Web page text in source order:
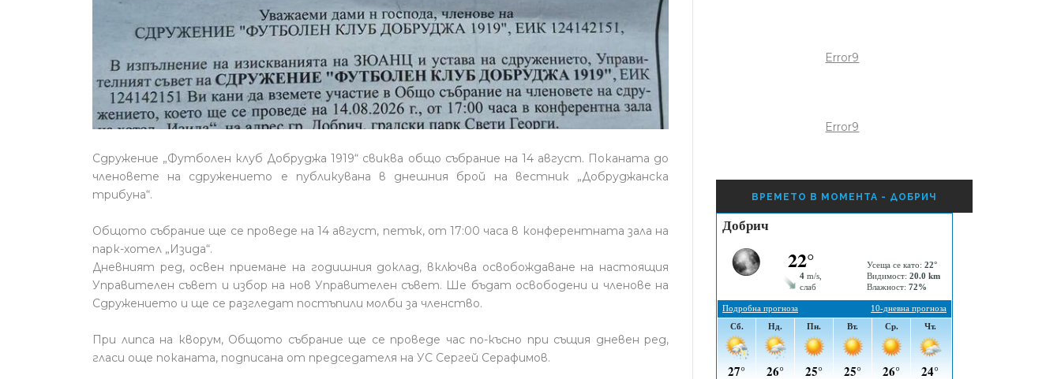
Сдружение „Футболен клуб Добруджа 1919“ свиква общо събрание на 14 август. Поканата до
членовете на сдружението е публикувана в днешния брой на вестник „Добруджанска
трибуна“.
Общото събрание ще се проведе на 14 август, петък, от 17:00 часа в конферентната зала на
парк-хотел „Изида“.
Дневният ред, освен приемане на годишния доклад, включва освобождаване на настоящия
Управителен съвет и избор на нов Управителен съвет. Ше бъдат освободени и членове на
Сдружението и ще се разгледат постъпили молби за членство.
При липса на кворум, Общото събрание ще се проведе час по-късно при същия дневен ред,
гласи още поканата, подписана от председателя на УС Сергей Серафимов.
Error9
Error9
ВРЕМЕТО В МОМЕНТА - ДОБРИЧ